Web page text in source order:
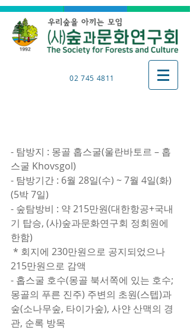
02 745 4811
- 탐방지 : 몽골 홉스굴(울란바토르 – 홉
스굴 Khovsgol)
- 탐방기간 : 6월 28일(수) ~ 7월 4일(화)
(5박 7일)
- 숲탐방비 : 약 215만원(대한항공+국내
기 탑승, (사)숲과문화연구회 정회원에
한함)
215만원으로 감액
- 홉스굴 호수(몽골 북서쪽에 있는 호수;
몽골의 푸른 진주) 주변의 초원(스텝)과
숲(소나무숲, 타이가숲), 사얀 산맥의 경
관, 순록 방목